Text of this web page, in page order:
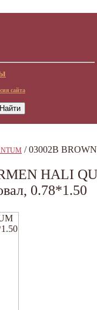
сайта
/ 03002B
HALI
0.78*1.50